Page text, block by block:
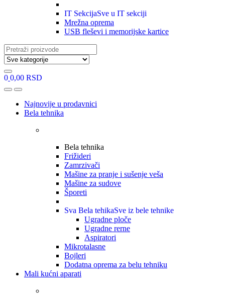
IT SekcijaSve u IT sekciji
Mrežna oprema
USB fleševi i memorijske kartice
Search
for:
0 0,00 RSD
OpenClose
Najnovije u prodavnici
Bela tehnika
Bela tehnika
Frižideri
Zamrzivači
Mašine za pranje i sušenje veša
Mašine za sudove
Šporeti
Sva Bela tehikaSve iz bele tehnike
Ugradne ploče
Ugradne rerne
Aspiratori
Mikrotalasne
Bojleri
Dodatna oprema za belu tehniku
Mali kućni aparati